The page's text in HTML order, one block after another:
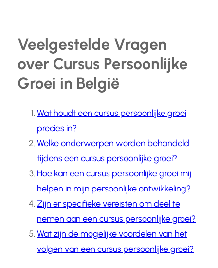
Veelgestelde Vragen
over Cursus Persoonlijke
Groei in België
Wat houdt een cursus persoonlijke groei
precies in?
Welke onderwerpen worden behandeld
tijdens een cursus persoonlijke groei?
Hoe kan een cursus persoonlijke groei mij
helpen in mijn persoonlijke ontwikkeling?
Zijn er specifieke vereisten om deel te
nemen aan een cursus persoonlijke groei?
Wat zijn de mogelijke voordelen van het
volgen van een cursus persoonlijke groei?